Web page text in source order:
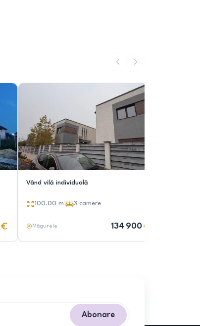
Vând vilă individuală
100.00 m² 3 camere
Măgurele 134 900
Abonare